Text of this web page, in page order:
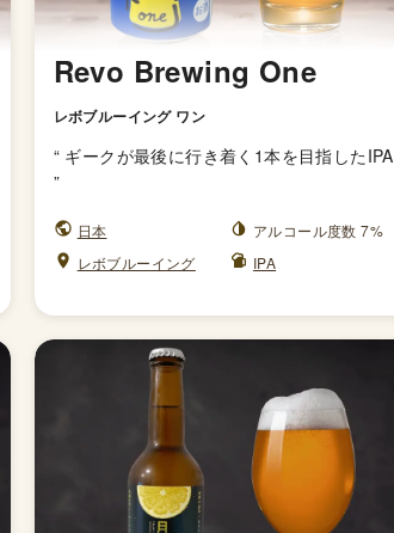
Revo Brewing One
レボブルーイング ワン
“ ギークが最後に行き着く1本を目指したIPA
”
日本
アルコール度数 7%
レボブルーイング
IPA